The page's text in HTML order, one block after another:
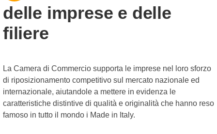
delle imprese e delle
filiere
La Camera di Commercio supporta le imprese nel loro sforzo
di riposizionamento competitivo sul mercato nazionale ed
internazionale, aiutandole a mettere in evidenza le
caratteristiche distintive di qualità e originalità che hanno reso
famoso in tutto il mondo i Made in Italy.